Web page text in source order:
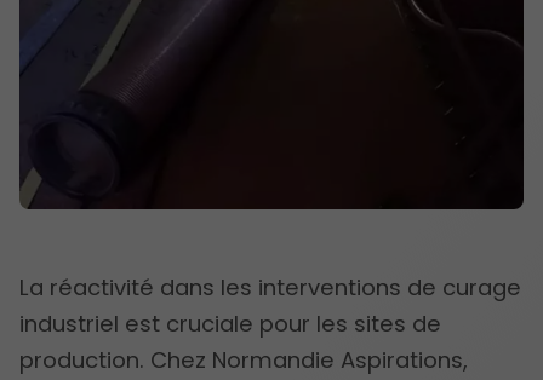
La réactivité dans les interventions de curage
industriel est cruciale pour les sites de
production. Chez Normandie Aspirations,